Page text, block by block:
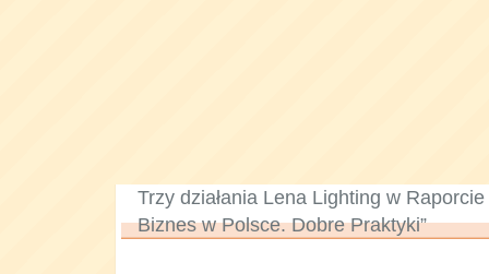
Trzy działania Lena Lighting w
Biznes w Polsce. Dobre Praktyki”